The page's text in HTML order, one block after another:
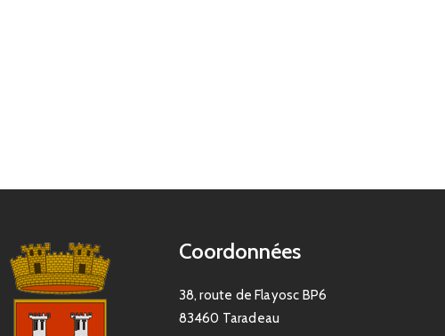
Coordonnées
38, route de Flayosc BP6
83460 Taradeau